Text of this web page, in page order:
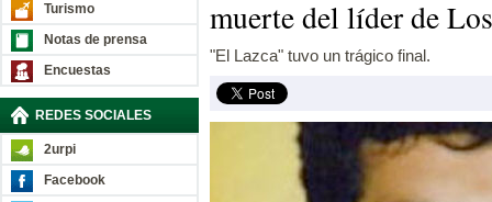
Turismo
Notas de prensa
Encuestas
REDES SOCIALES
2urpi
Facebook
muerte del líder de
"El Lazca" tuvo un trágico final.